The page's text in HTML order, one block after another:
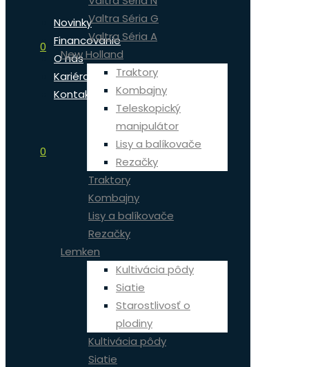
0
Novinky
Financovanie
O nás
Kariéra
Kontakt
0
Valtra Séria G
Valtra Séria A
New Holland
Traktory
Kombajny
Teleskopický
manipulátor
Lisy a balíkovače
Rezačky
Traktory
Kombajny
Lisy a balíkovače
Rezačky
Lemken
Kultivácia pôdy
Siatie
Starostlivosť o
plodiny
Kultivácia pôdy
Siatie